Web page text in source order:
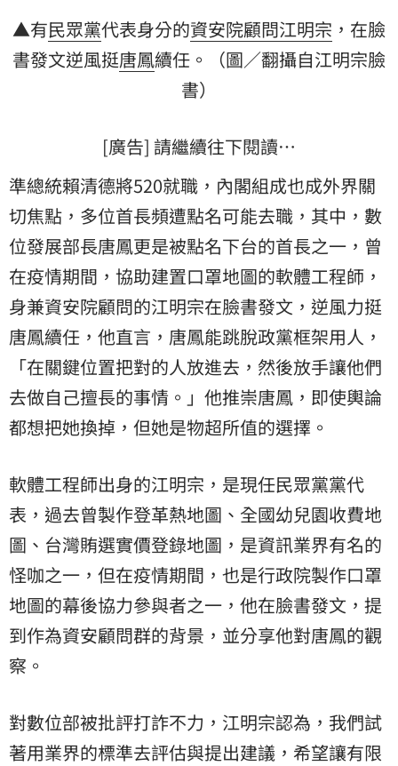
▲有民眾黨代表身分的資安院顧問江明宗 ，在臉
書發文逆風挺唐鳳續任。（圖／翻攝自江明宗臉
書）
[廣告] 請繼續往下閱讀…
準總統賴清德將520就職，內閣組成也成外界關
切焦點，多位首長頻遭點名可能去職，其中，數
位發展部長唐鳳更是被點名下台的首長之一，曾
在疫情期間，協助建置口罩地圖的軟體工程師，
身兼資安院顧問的江明宗在臉書發文，逆風力挺
唐鳳續任，他直言，唐鳳能跳脫政黨框架用人，
「在關鍵位置把對的人放進去，然後放手讓他們
去做自己擅長的事情。」他推崇唐鳳，即使輿論
都想把她換掉，但她是物超所值的選擇。
軟體工程師出身的江明宗，是現任民眾黨黨代
表，過去曾製作登革熱地圖、全國幼兒園收費地
圖、台灣賄選實價登錄地圖，是資訊業界有名的
怪咖之一，但在疫情期間，也是行政院製作口罩
地圖的幕後協力參與者之一，他在臉書發文，提
到作為資安顧問群的背景，並分享他對唐鳳的觀
察。
對數位部被批評打詐不力，江明宗認為，我們試
著用業界的標準去評估與提出建議，希望讓有限